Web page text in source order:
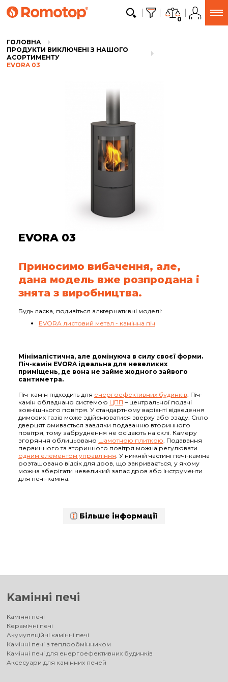
0
ГОЛОВНА
ПРОДУКТИ ВИКЛЮЧЕНІ З НАШОГО
АСОРТИМЕНТУ
EVORA 03
EVORA 03
Приносимо вибачення, але,
дана модель вже розпродана і
знята з виробництва.
Будь ласка, подивіться альтернативні моделі:
EVORA листовий метал - камінна піч
Мінімалістична, але домінуюча в силу своєї форми.
Піч-камін EVORA ідеальна для невеликих
приміщень, де вона не займе жодного зайвого
сантиметра.
Піч-камін підходить для енергоефективних будинків . Піч-
камін обладнано системою ЦПП – центральної подачі
зовнішнього повітря. У стандартному варіанті відведення
димових газів може здійснюватися зверху або ззаду. Скло
дверцят омивається завдяки подаванню вторинного
повітря, тому забруднення не осідають на склі. Камеру
згоряння облицьовано шамотною плиткою . Подавання
первинного та вторинного повітря можна регулювати
одним елементом управління . У нижній частині печі-каміна
розташовано відсік для дров, що закривається, у якому
можна зберігати невеликий запас дров або інструменти
для печі-каміна.
Більше інформації
Kамінні печі
Kамінні печі
Керамічні печі
Акумуляційні камінні печі
Камінні печі з теплообмінником
Камінні печі для енергоефективних будинків
Аксесуари для камінних печей